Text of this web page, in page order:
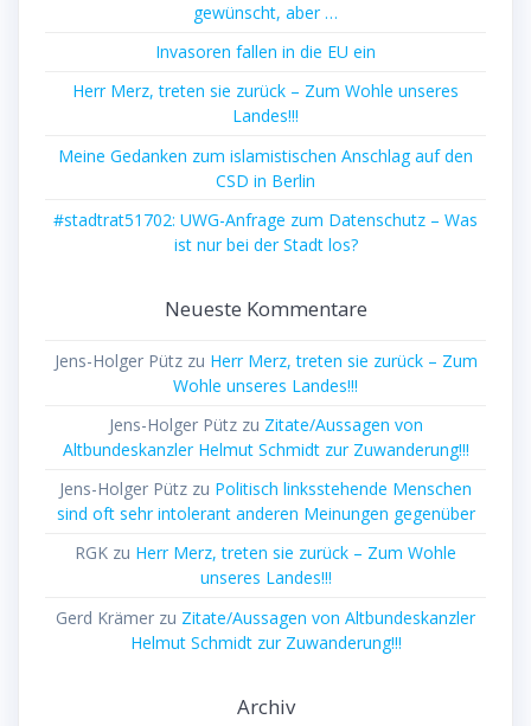
gewünscht, aber …
Invasoren fallen in die EU ein
Herr Merz, treten sie zurück – Zum Wohle unseres
Landes!!!
Meine Gedanken zum islamistischen Anschlag auf den
CSD in Berlin
#stadtrat51702: UWG-Anfrage zum Datenschutz – Was
ist nur bei der Stadt los?
Neueste Kommentare
Jens-Holger Pützzu Herr Merz, treten sie zurück – Zum
Wohle unseres Landes!!!
Jens-Holger Pützzu Zitate/Aussagen von
Altbundeskanzler Helmut Schmidt zur Zuwanderung!!!
Jens-Holger Pütz zu Politisch linksstehende Menschen
sind oft sehr intolerant anderen Meinungen gegenüber
RGK zu Herr Merz, treten sie zurück – Zum Wohle
unseres Landes!!!
Gerd Krämer zu Zitate/Aussagen von Altbundeskanzler
Helmut Schmidt zur Zuwanderung!!!
Archiv